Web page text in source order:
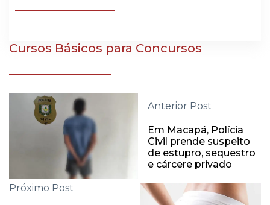
Cursos Básicos para Concursos
Anterior Post
Em Macapá, Polícia
Civil prende suspeito
de estupro, sequestro
e cárcere privado
Próximo Post